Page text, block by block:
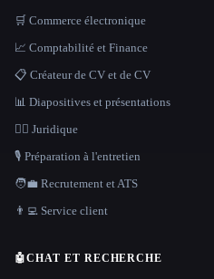
🛒 Commerce électronique
📈 Comptabilité et Finance
📋 Créateur de CV et de CV
📊 Diapositives et présentations
👩‍⚖️ Juridique
🎙️ Préparation à l'entretien
🧑‍💼 Recrutement et ATS
👨‍💻 Service client
🤖CHAT ET RECHERCHE